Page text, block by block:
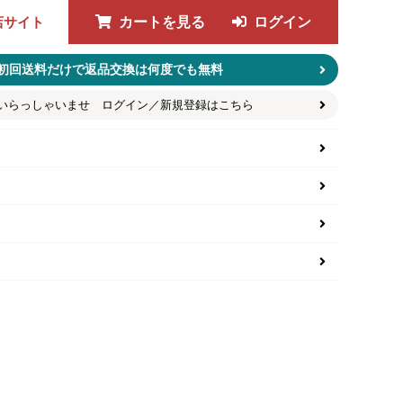
イト カートを見る ログイン
回送料だけで返品交換は何度でも無料
らっしゃいませ ログイン／新規登録はこちら